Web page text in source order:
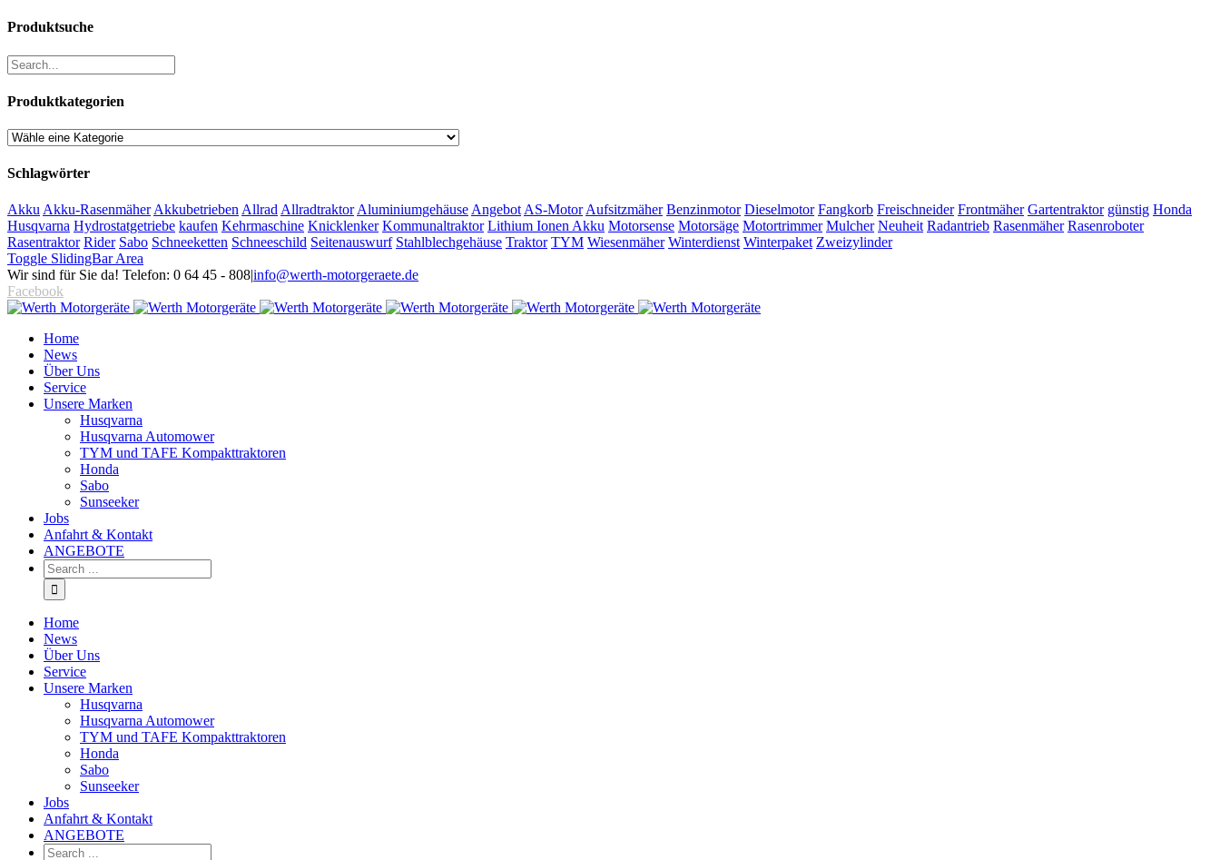
Produktsuche
Produktkategorien
Schlagwörter
Akku Akku-Rasenmäher Akkubetrieben Allrad Allradtraktor Aluminiumgehäuse Angebot AS-Motor Aufsitzmäher Benzinmotor Dieselmotor Fangkorb Freischneider Frontmäher Gartentraktor günstig Honda
Husqvarna Hydrostatgetriebe kaufen Kehrmaschine Knicklenker Kommunaltraktor Lithium Ionen Akku Motorsense Motorsäge Motortrimmer Mulcher Neuheit Radantrieb Rasenmäher Rasenroboter
Rasentraktor Rider Sabo Schneeketten Schneeschild Seitenauswurf Stahlblechgehäuse Traktor TYM Wiesenmäher Winterdienst Winterpaket Zweizylinder
Toggle SlidingBar Area
Wir sind für Sie da! Telefon: 0 64 45 - 808|info@werth-motorgeraete.de
Facebook
Home
News
Über Uns
Service
Unsere Marken
Husqvarna
Husqvarna Automower
TYM und TAFE Kompakttraktoren
Honda
Sabo
Sunseeker
Jobs
Anfahrt & Kontakt
ANGEBOTE
Home
News
Über Uns
Service
Unsere Marken
Husqvarna
Husqvarna Automower
TYM und TAFE Kompakttraktoren
Honda
Sabo
Sunseeker
Jobs
Anfahrt & Kontakt
ANGEBOTE